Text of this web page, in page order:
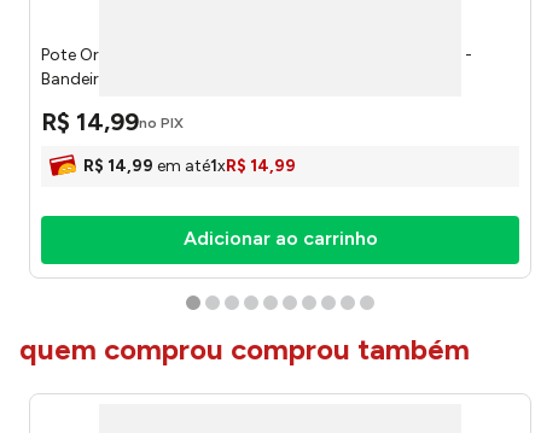
Pote Organizador 1,5 Litros Patrick Plástico Rosa 9598 -
Bandeirante
R$ 14,99no PIX
R$ 14,99 em até1xR$ 14,99
Adicionar ao carrinho
quem comprou comprou também